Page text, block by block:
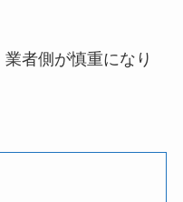
者側が慎重になり